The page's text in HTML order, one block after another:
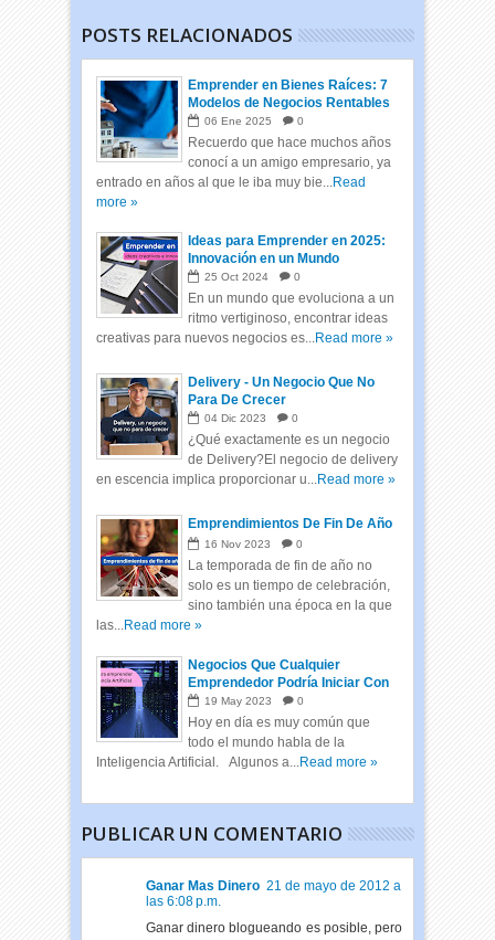
POSTS RELACIONADOS
Emprender en Bienes Raíces: 7
Modelos de Negocios Rentables
06 Ene 2025 0
Recuerdo que hace muchos años
conocí a un amigo empresario, ya
entrado en años al que le iba muy bie...Read
more »
Ideas para Emprender en 2025:
Innovación en un Mundo
Cambiante
25 Oct 2024 0
En un mundo que evoluciona a un
ritmo vertiginoso, encontrar ideas
creativas para nuevos negocios es...Read more »
Delivery - Un Negocio Que No
Para De Crecer
04 Dic 2023 0
¿Qué exactamente es un negocio
de Delivery?El negocio de delivery
en escencia implica proporcionar u...Read more »
Emprendimientos De Fin De Año
16 Nov 2023 0
La temporada de fin de año no
solo es un tiempo de celebración,
sino también una época en la que
las...Read more »
Negocios Que Cualquier
Emprendedor Podría Iniciar Con
Inteligencia Artificial
19 May 2023 0
Hoy en día es muy común que
todo el mundo habla de la
Inteligencia Artificial. Algunos a...Read more »
PUBLICAR UN COMENTARIO
Ganar Mas Dinero 21 de mayo de 2012 a
las 6:08 p.m.
Ganar dinero blogueando es posible, pero